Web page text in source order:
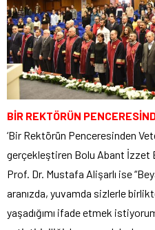
BİR REKTÖRÜN
‘Bir Rektörün Penceresinden
gerçekleştiren Bolu Abant İzzet
Prof. Dr. Mustafa Alişarlı ise
aranızda, yuvamda sizlerle
yaşadığımı ifade etmek